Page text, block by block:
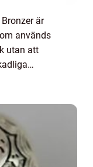
är
används
utan att